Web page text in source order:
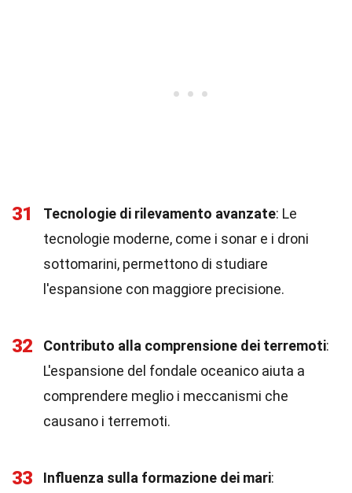
31 Tecnologie di rilevamento avanzate: Le
tecnologie moderne, come i sonar e i droni
sottomarini, permettono di studiare
l'espansione con maggiore precisione.
32 Contributo alla comprensione dei terremoti:
L'espansione del fondale oceanico aiuta a
comprendere meglio i meccanismi che
causano i terremoti.
33 Influenza sulla formazione dei mari: